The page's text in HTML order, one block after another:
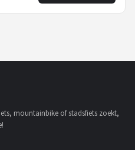
mountainbike of stadsfiets zoekt,